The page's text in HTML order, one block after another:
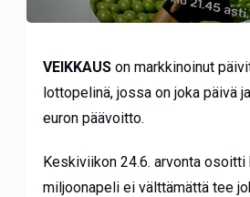
VEIKKAUSon markkinoinut
lottopelinä, jossa on joka päivä
euron päävoitto.
Keskiviikon 24.6. arvonta osoitti
miljoonapeli ei välttämättä tee